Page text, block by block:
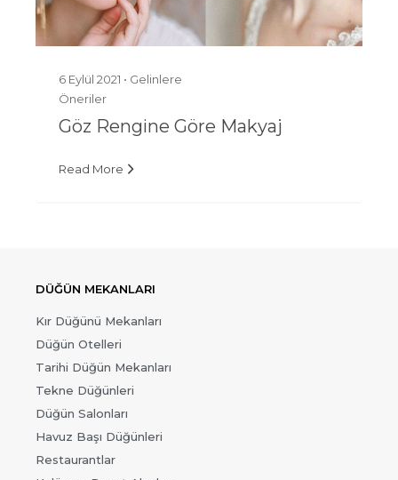
6 Eylül 2021 • Gelinlere
Öneriler
Göz Rengine Göre Makyaj
Read More
DÜĞÜN MEKANLARI
Kır Düğünü Mekanları
Düğün Otelleri
Tarihi Düğün Mekanları
Tekne Düğünleri
Düğün Salonları
Havuz Başı Düğünleri
Restaurantlar